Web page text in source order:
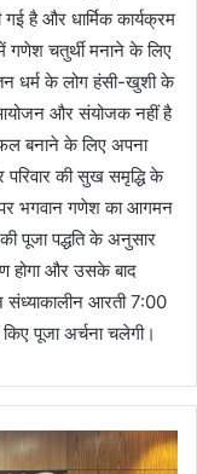
है और धार्मिक कार्यक्रम
गणेश चतुर्थी मनाने के लिए
धर्म के लोग हंसी-खुशी के
और संयोजक नहीं है
बनाने के लिए अपना
की सुख समृद्धि के
भगवान गणेश का आगमन
पूजा पद्धति के अनुसार
होगा और उसके बाद
संध्याकालीन आरती 7:00
पूजा अर्चना चलेगी।